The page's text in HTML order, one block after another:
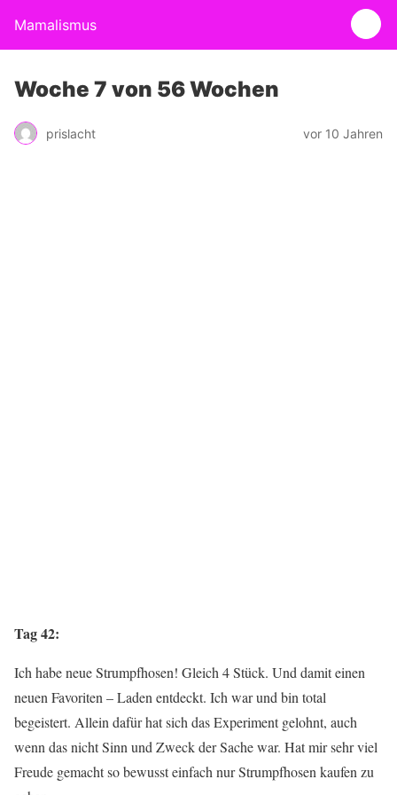
Mamalismus
Woche 7 von 56 Wochen
prislacht vor 10 Jahren
Tag 42:
Ich habe neue Strumpfhosen! Gleich 4 Stück. Und damit einen
neuen Favoriten – Laden entdeckt. Ich war und bin total
begeistert. Allein dafür hat sich das Experiment gelohnt, auch
wenn das nicht Sinn und Zweck der Sache war. Hat mir sehr viel
Freude gemacht so bewusst einfach nur Strumpfhosen kaufen zu